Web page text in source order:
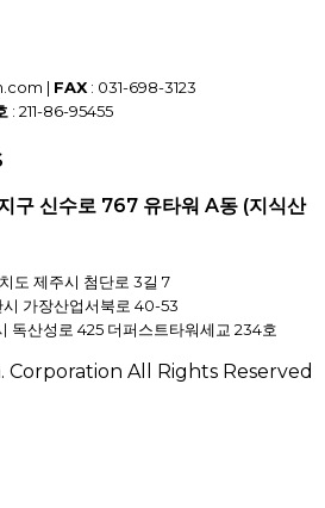
| FAX: 031-698-3123
: 211-86-95455
구 신수로 767 유타워 A동 (지식산
도 제주시 첨단로 3길 7
시 가장산업서북로 40-53
독산성로 425 더퍼스트타워세교 234호
All Rights Reserved